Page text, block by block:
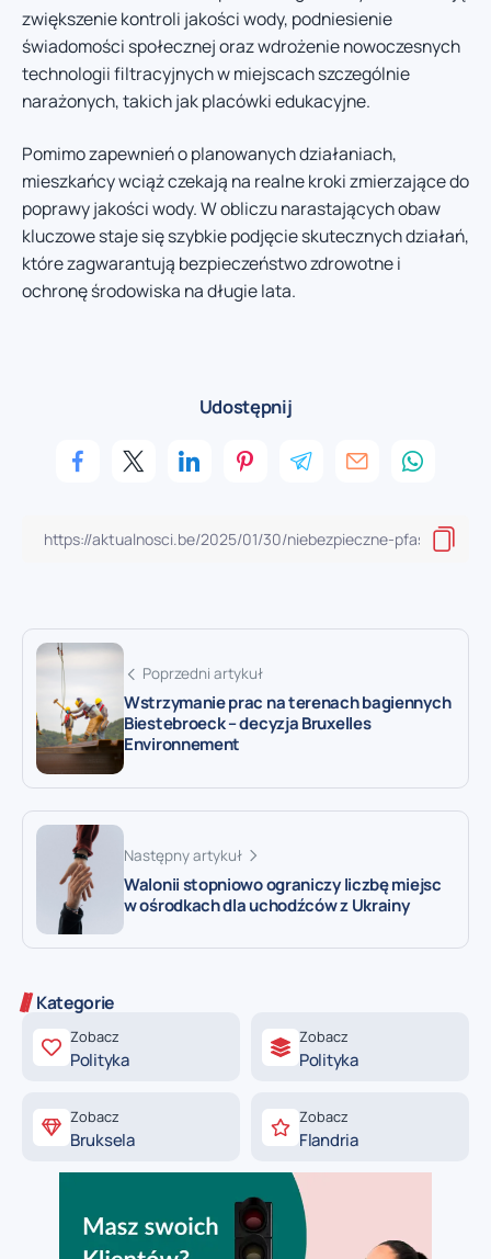
zwiększenie kontroli jakości wody, podniesienie
świadomości społecznej oraz wdrożenie nowoczesnych
technologii filtracyjnych w miejscach szczególnie
narażonych, takich jak placówki edukacyjne.
Pomimo zapewnień o planowanych działaniach,
mieszkańcy wciąż czekają na realne kroki zmierzające do
poprawy jakości wody. W obliczu narastających obaw
kluczowe staje się szybkie podjęcie skutecznych działań,
które zagwarantują bezpieczeństwo zdrowotne i
ochronę środowiska na długie lata.
Udostępnij
Poprzedni artykuł
Wstrzymanie prac na terenach bagiennych
Biestebroeck – decyzja Bruxelles
Environnement
Następny artykuł
Walonii stopniowo ograniczy liczbę miejsc
w ośrodkach dla uchodźców z Ukrainy
Kategorie
Zobacz
Polityka
Zobacz
Polityka
Zobacz
Bruksela
Zobacz
Flandria